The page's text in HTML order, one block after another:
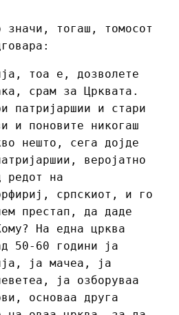
значи, тогаш, томосот
тоа е, дозволете
срам за Црквата.
патријаршии и стари
и поновите никогаш
нешто, сега дојде
веројатно
редот на
српскиот, и го
престап, да даде
На една црква
50-60 години ја
ја мачеа, ја
ја озборуваа
основаа друга